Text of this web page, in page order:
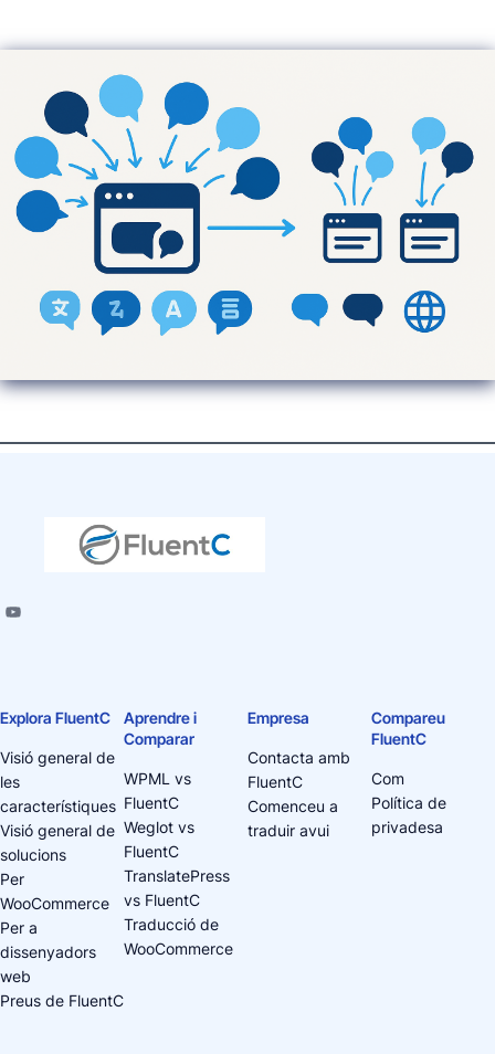
Explora FluentC
Visió general de
les
característiques
Visió general de
solucions
Per
WooCommerce
Per a
dissenyadors
web
Preus de FluentC
Aprendre i
Comparar
WPML vs
FluentC
Weglot vs
FluentC
TranslatePress
vs FluentC
Traducció de
WooCommerce
Empresa
Contacta amb
FluentC
Comenceu a
traduir avui
Compareu
FluentC
Com
Política de
privadesa